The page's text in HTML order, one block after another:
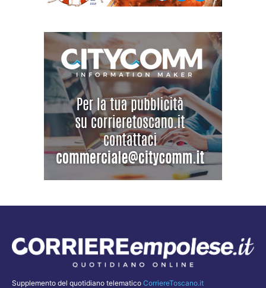
Supplemento del quotidiano telematico CorriereToscano.it